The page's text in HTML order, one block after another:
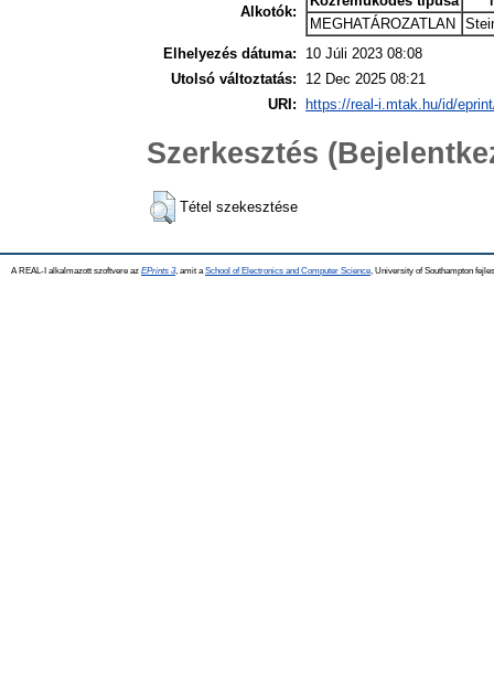
Alkotók:
MEGHATÁROZATLAN
Elhelyezés dátuma:
10 Júli 2023 08:08
Utolsó változtatás:
12 Dec 2025 08:21
URI:
https://real-i.mtak.hu/id/
Szerkesztés
Tétel szekesztése
A REAL-I alkalmazott szoftvere az EPrints 3, amit a School of Electronics and Computer Science , University of Southampton